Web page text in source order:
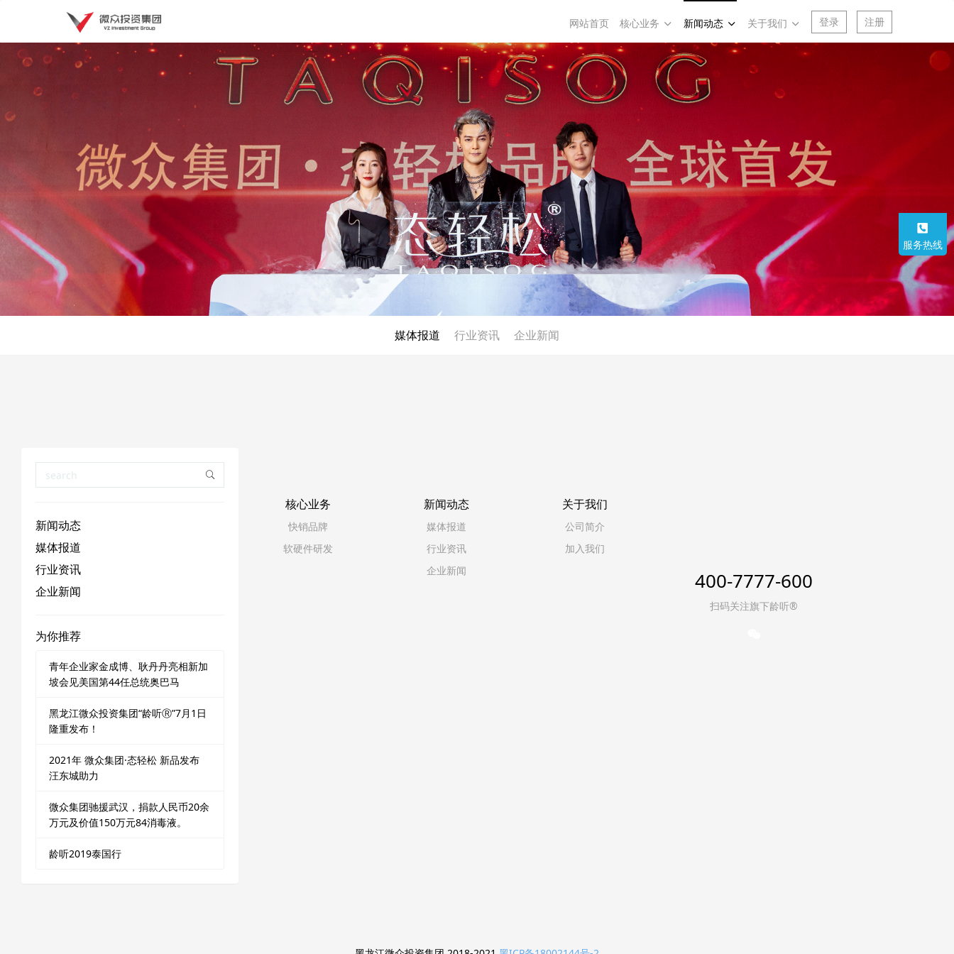
登录 注册
网站首页 核心业务 新闻动态 关于我们
媒体报道 行业资讯 企业新闻
新闻动态
媒体报道
行业资讯
企业新闻
为你推荐
青年企业家金成博、耿丹丹亮相新加
坡会见美国第44任总统奥巴马
黑龙江微众投资集团“龄听Ⓡ”7月1日
隆重发布！
2021年 微众集团·态轻松 新品发布
汪东城助力
微众集团驰援武汉，捐款人民币20余
万元及价值150万元84消毒液。
龄听2019泰国行
核心业务
快销品牌
软硬件研发
新闻动态
媒体报道
行业资讯
企业新闻
关于我们
公司简介
加入我们
400-7777-600
扫码关注旗下龄听®
服务热线